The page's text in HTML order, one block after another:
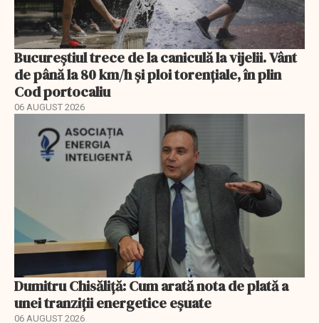
Bucureștiul trece de la caniculă la vijelii. Vânt
de până la 80 km/h și ploi torențiale, în plin
Cod portocaliu
06 AUGUST 2026
Dumitru Chisăliță: Cum arată nota de plată a
unei tranziții energetice eșuate
06 AUGUST 2026